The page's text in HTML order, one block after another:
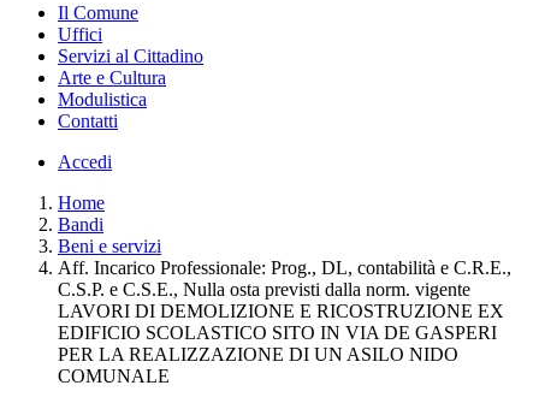
Il Comune
Uffici
Servizi al Cittadino
Arte e Cultura
Modulistica
Contatti
Accedi
Home
Bandi
Beni e servizi
Aff. Incarico Professionale: Prog., DL, contabilità e C.R.E.,
C.S.P. e C.S.E., Nulla osta previsti dalla norm. vigente
LAVORI DI DEMOLIZIONE E RICOSTRUZIONE EX
EDIFICIO SCOLASTICO SITO IN VIA DE GASPERI
PER LA REALIZZAZIONE DI UN ASILO NIDO
COMUNALE